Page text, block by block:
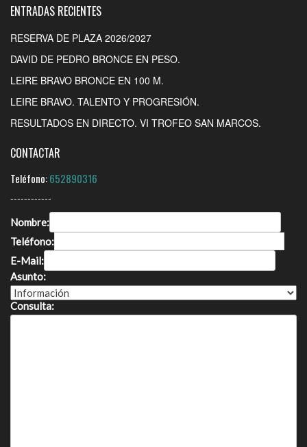
ENTRADAS RECIENTES
RESERVA DE PLAZA 2026/2027
DAVID DE PEDRO BRONCE EN PESO.
LEIRE BRAVO BRONCE EN 100 M.
LEIRE BRAVO. TALENTO Y PROGRESIÓN.
RESULTADOS EN DIRECTO. VI TROFEO SAN MARCOS.
CONTACTAR
Teléfono:652890316
------------
Nombre:
Teléfono:
E-Mail:
Asunto:
Consulta: